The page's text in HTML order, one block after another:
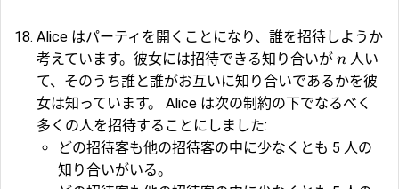
Alice はパーティを開くことになり、誰を招待しようか
考えています。彼女には招待できる知り合いが n 人い
て、そのうち誰と誰がお互いに知り合いであるかを彼
女は知っています。 Alice は次の制約の下でなるべく
多くの人を招待することにしました:
どの招待客も他の招待客の中に少なくとも 5 人の
知り合いがいる。